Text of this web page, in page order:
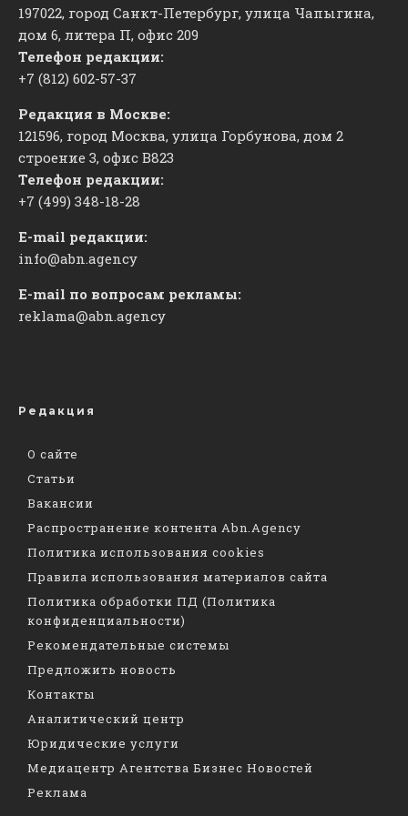
197022, город Санкт-Петербург, улица Чапыгина,
дом 6, литера П, офис 209
Телефон редакции:
+7 (812) 602-57-37
Редакция в Москве:
121596, город Москва, улица Горбунова, дом 2
строение 3, офис ​В823
Телефон редакции:
+7 (499) 348-18-28
E-mail редакции:
info@abn.agency
E-mail по вопросам рекламы:
reklama@abn.agency
Редакция
О сайте
Статьи
Вакансии
Распространение контента Abn.Agency
Политика использования cookies
Правила использования материалов сайта
Политика обработки ПД (Политика
конфиденциальности)
Рекомендательные системы
Предложить новость
Контакты
Аналитический центр
Юридические услуги
Медиацентр Агентства Бизнес Новостей
Реклама